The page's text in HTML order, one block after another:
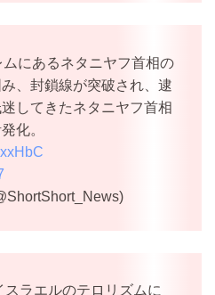
ムにあるネタニヤフ首相の
、封鎖線が突破され、逮
してきたネタニヤフ首相
化。
スラエルのテロリズムに